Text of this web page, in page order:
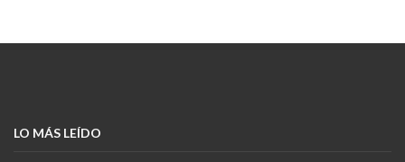
LO MÁS LEÍDO